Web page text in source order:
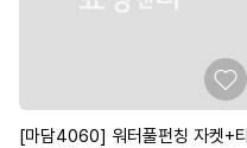
[마담4060] 워터풀펀칭 자켓+티